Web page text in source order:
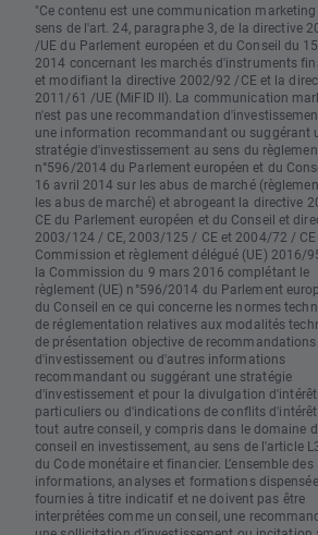
"Ce contenu est une communication
sens de l'art. 24, paragraphe 3, de la directive
/UE du Parlement européen et du Conseil du
2014 concernant les marchés d'instruments
et modifiant la directive 2002/92 /CE et la
2011/61 /UE (MiFID II). La communication
n'est pas une recommandation
une information recommandant ou suggérant
stratégie d'investissement au sens du
n°596/2014 du Parlement européen et du
16 avril 2014 sur les abus de marché
les abus de marché) et abrogeant la directive
CE du Parlement européen et du Conseil et
2003/124 / CE, 2003/125 / CE et 2004/72 / CE
Commission et règlement délégué (UE) 2016/
la Commission du 9 mars 2016 complétant le
règlement (UE) n°596/2014 du Parlement
du Conseil en ce qui concerne les normes
de réglementation relatives aux modalités
de présentation objective de recommandations
d'investissement ou d'autres informations
recommandant ou suggérant une stratégie
d'investissement et pour la divulgation
particuliers ou d'indications de conflits
tout autre conseil, y compris dans le domaine
conseil en investissement, au sens de l'article
du Code monétaire et financier. L’ensemble des
informations, analyses et formations
fournies à titre indicatif et ne doivent pas être
interprétées comme un conseil, une